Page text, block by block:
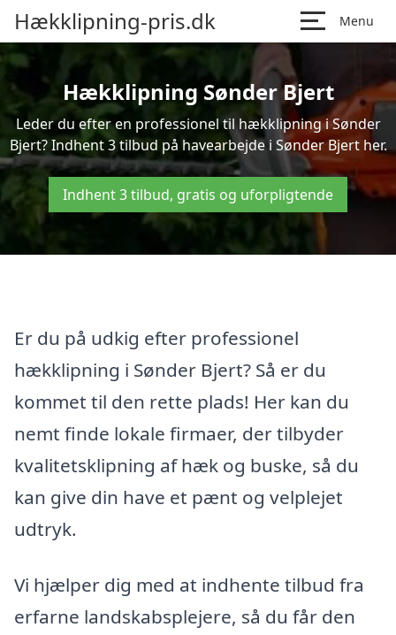
Hækklipning-pris.dk Menu
Hækklipning Sønder Bjert
Leder du efter en professionel til hækklipning i Sønder
Bjert? Indhent 3 tilbud på havearbejde i Sønder Bjert her.
Indhent 3 tilbud, gratis og uforpligtende
Er du på udkig efter professionel
hækklipning i Sønder Bjert? Så er du
kommet til den rette plads! Her kan du
nemt finde lokale firmaer, der tilbyder
kvalitetsklipning af hæk og buske, så du
kan give din have et pænt og velplejet
udtryk.
Vi hjælper dig med at indhente tilbud fra
erfarne landskabsplejere, så du får den